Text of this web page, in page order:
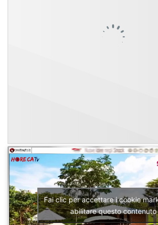
Fai clic per accettare i cookie
abilitare questo contenuto